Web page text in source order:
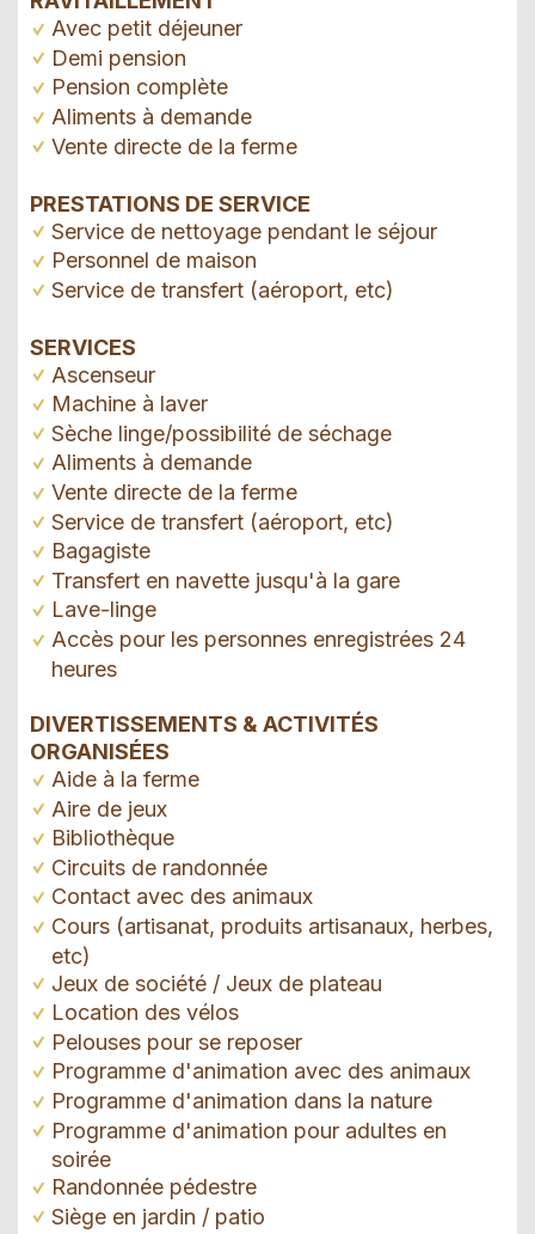
Avec petit déjeuner
Demi pension
Pension complète
Aliments à demande
Vente directe de la ferme
PRESTATIONS DE SERVICE
Service de nettoyage pendant le séjour
Personnel de maison
Service de transfert (aéroport, etc)
SERVICES
Ascenseur
Machine à laver
Sèche linge/possibilité de séchage
Aliments à demande
Vente directe de la ferme
Service de transfert (aéroport, etc)
Bagagiste
Transfert en navette jusqu'à la gare
Lave-linge
Accès pour les personnes enregistrées 24
heures
DIVERTISSEMENTS & ACTIVITÉS
ORGANISÉES
Aide à la ferme
Aire de jeux
Bibliothèque
Circuits de randonnée
Contact avec des animaux
Cours (artisanat, produits artisanaux, herbes,
etc)
Jeux de société / Jeux de plateau
Location des vélos
Pelouses pour se reposer
Programme d'animation avec des animaux
Programme d'animation dans la nature
Programme d'animation pour adultes en
soirée
Randonnée pédestre
Siège en jardin / patio